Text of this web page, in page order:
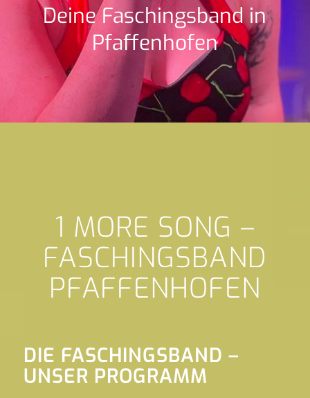
Deine Faschingsband in
Pfaffenhofen
1 MORE SONG –
FASCHINGSBAND
PFAFFENHOFEN
DIE FASCHINGSBAND –
UNSER PROGRAMM